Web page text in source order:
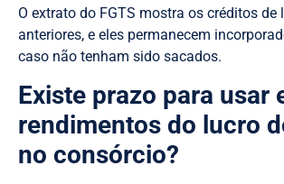
O extrato do FGTS mostra os créditos de
anteriores, e eles permanecem
caso não tenham sido sacados.
Existe prazo para usar
rendimentos do lucro
no consórcio?